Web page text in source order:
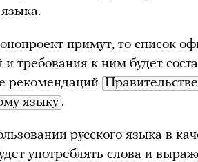
языка.
примут, то список
и требования к ним будет
рекомендаций
языку .
русского языка в
употреблять слова и